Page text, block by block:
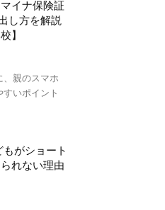
イナ保険証
し方を解説
】
親のスマホ
いポイント
もがショート
れない理由